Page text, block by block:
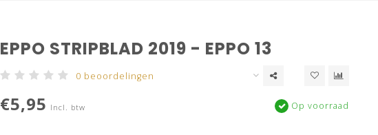
EPPO STRIPBLAD 2019 - EPPO 13
0 beoordelingen
€5,95 Incl. btw Op voorraad